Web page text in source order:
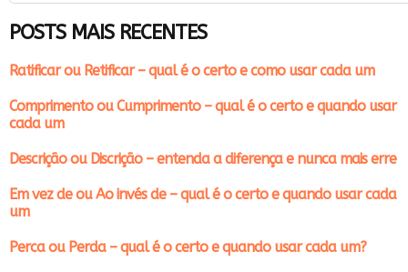
POSTS MAIS RECENTES
Ratificar ou Retificar – qual é o certo e como usar cada um
Comprimento ou Cumprimento – qual é o certo e quando usar
cada um
Descrição ou Discrição – entenda a diferença e nunca mais erre
Em vez de ou Ao invés de – qual é o certo e quando usar cada
um
Perca ou Perda – qual é o certo e quando usar cada um?